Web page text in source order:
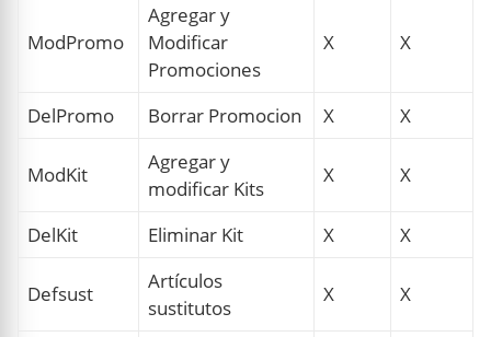
ModPromo
Agregar y
Modificar
Promociones
X X
DelPromo Borrar Promocion X X
ModKit
Agregar y
modificar Kits
X X
DelKit Eliminar Kit X X
Defsust
Artículos
sustitutos
X X